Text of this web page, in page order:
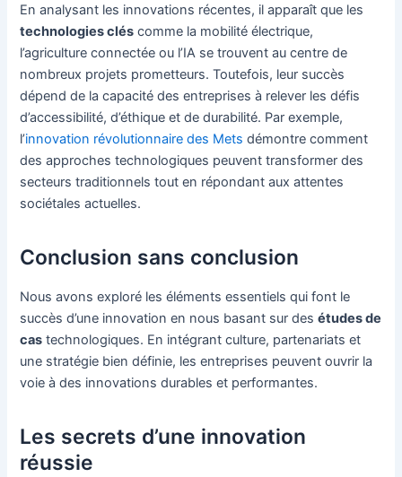
En analysant les innovations récentes, il apparaît que les
technologies clés comme la mobilité électrique,
l’agriculture connectée ou l’IA se trouvent au centre de
nombreux projets prometteurs. Toutefois, leur succès
dépend de la capacité des entreprises à relever les défis
d’accessibilité, d’éthique et de durabilité. Par exemple,
l’innovation révolutionnaire des Mets démontre comment
des approches technologiques peuvent transformer des
secteurs traditionnels tout en répondant aux attentes
sociétales actuelles.
Conclusion sans conclusion
Nous avons exploré les éléments essentiels qui font le
succès d’une innovation en nous basant sur desétudes de
cas technologiques. En intégrant culture, partenariats et
une stratégie bien définie, les entreprises peuvent ouvrir la
voie à des innovations durables et performantes.
Les secrets d’une innovation
réussie